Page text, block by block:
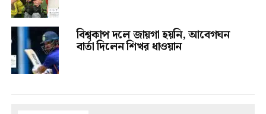
বিশ্বকাপ দলে জায়গা হয়নি, আবেগঘন
বার্তা দিলেন শিখর ধাওয়ান